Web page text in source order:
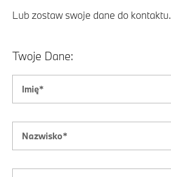
Lub zostaw swoje dane do kontaktu.
Twoje Dane: